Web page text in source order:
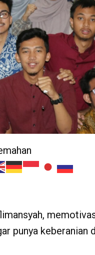
punya keberanian